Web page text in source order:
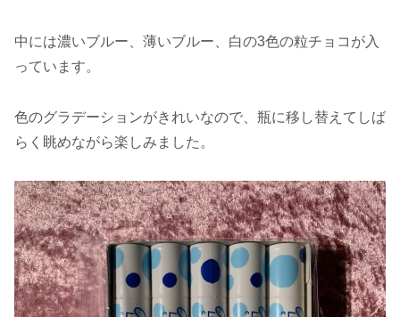
中には濃いブルー、薄いブルー、白の3色の粒チョコが入
っています。
色のグラデーションがきれいなので、瓶に移し替えてしば
らく眺めながら楽しみました。